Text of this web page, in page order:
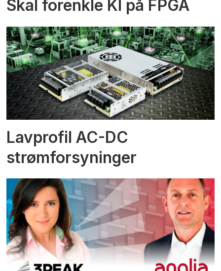
Skal forenkle KI på FPGA
Lavprofil AC-DC
strømforsyninger